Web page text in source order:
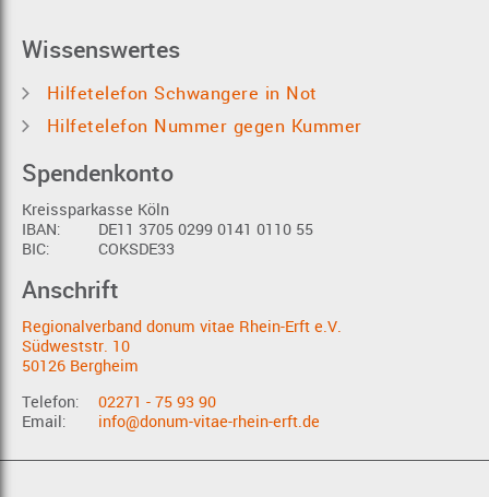
Wissenswertes
Hilfetelefon Schwangere in Not
Hilfetelefon Nummer gegen Kummer
Spendenkonto
Kreissparkasse Köln
IBAN:
DE11 3705 0299 0141 0110 55
BIC:
COKSDE33
Anschrift
Regionalverband donum vitae Rhein-Erft e.V.
Südweststr. 10
50126 Bergheim
Telefon:
02271 - 75 93 90
Email:
info@donum-vitae-rhein-erft.de